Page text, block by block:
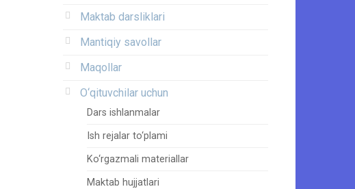
Maktab darsliklari
Mantiqiy savollar
Maqollar
O‘qituvchilar uchun
Dars ishlanmalar
Ish rejalar to‘plami
Ko‘rgazmali materiallar
Maktab hujjatlari